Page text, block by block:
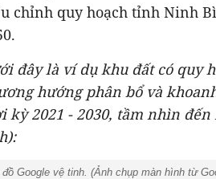
chỉnh quy hoạch tỉnh Ninh
đây là ví dụ khu đất có quy
hướng phân bổ và
kỳ 2021 - 2030, tầm nhìn
Google vệ tinh. (Ảnh chụp màn hình từ